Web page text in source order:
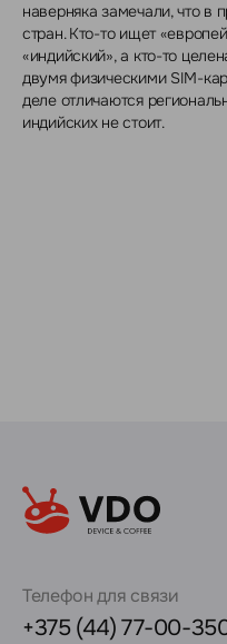
наверняка замечали, что в
стран. Кто-то ищет
«индийский», а кто-то
двумя физическими SIM-
деле отличаются
индийских не стоит.
Телефон для связи
+375 (44) 77-00-